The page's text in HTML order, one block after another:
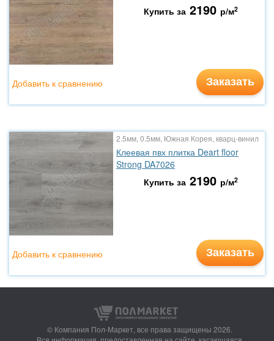
Купить за 2190 р/м2
Заказать
Добавить к сравнению
2.5мм, 0.5мм, Южная Корея, кварц-винил
Клеевая пвх плитка Deart floor
Strong DA7026
Купить за 2190 р/м2
Заказать
Добавить к сравнению
© Компания Пол-Маркет, все права защищены 2026.